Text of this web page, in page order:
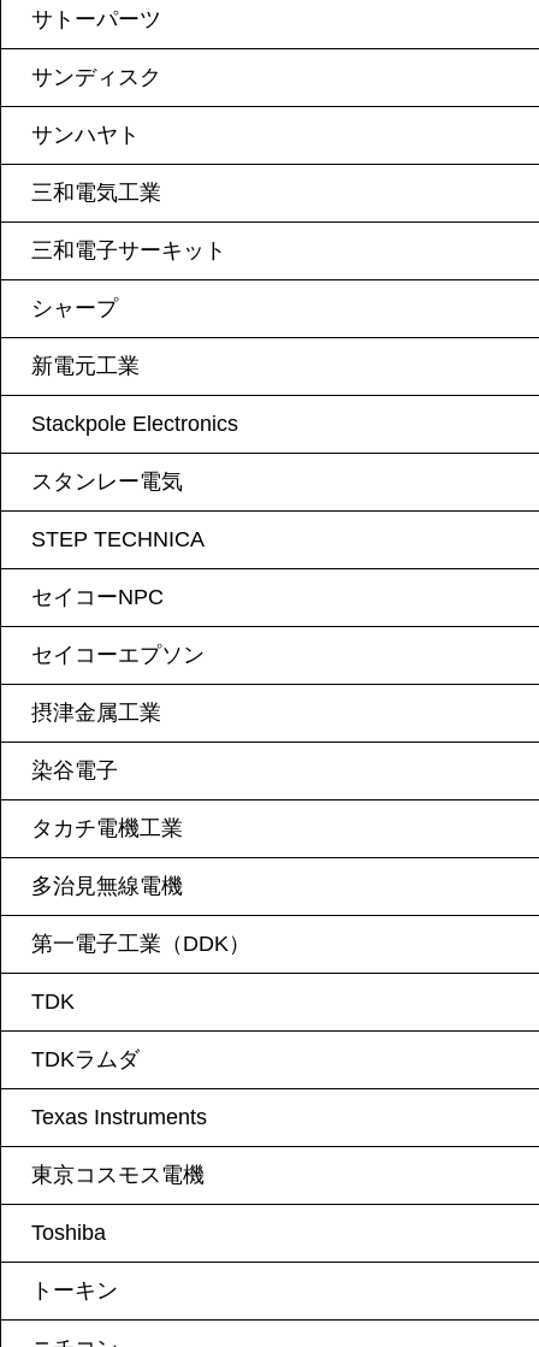
サトーパーツ
サンディスク
サンハヤト
三和電気工業
三和電子サーキット
シャープ
新電元工業
Stackpole Electronics
スタンレー電気
STEP TECHNICA
セイコーNPC
セイコーエプソン
摂津金属工業
染谷電子
タカチ電機工業
多治見無線電機
第一電子工業（DDK）
TDK
TDKラムダ
Texas Instruments
東京コスモス電機
Toshiba
トーキン